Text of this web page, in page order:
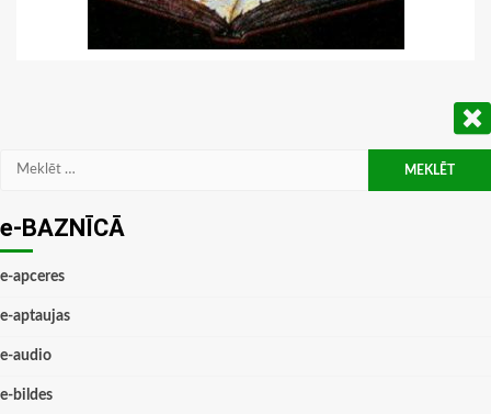
Meklēt:
e-BAZNĪCĀ
e-apceres
e-aptaujas
e-audio
e-bildes